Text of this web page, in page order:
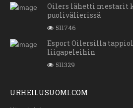
Oilers lähetti mestarit
puolivälierissä
511746
Esport Oilersilla
liigapeleihin
511329
URHEILUSUOMI.COM